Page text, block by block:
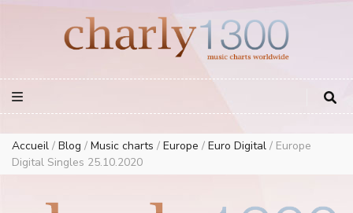
European Music Charts plus USA and Australia
Accueil / Blog / Music charts / Europe / Euro Digital / Europe
Digital Singles 25.10.2020